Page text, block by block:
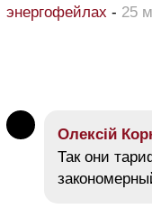
энергофейлах - 25
Олексій
Так они